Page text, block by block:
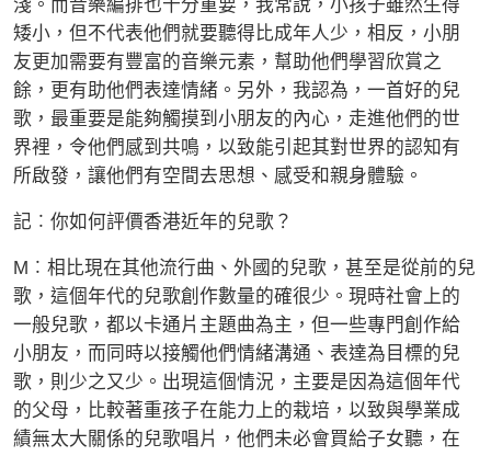
淺。而音樂編排也十分重要，我常說，小孩子雖然生得
矮小，但不代表他們就要聽得比成年人少，相反，小朋
友更加需要有豐富的音樂元素，幫助他們學習欣賞之
餘，更有助他們表達情緒。另外，我認為，一首好的兒
歌，最重要是能夠觸摸到小朋友的內心，走進他們的世
界裡，令他們感到共鳴，以致能引起其對世界的認知有
所啟發，讓他們有空間去思想、感受和親身體驗。
記︰你如何評價香港近年的兒歌？
M︰相比現在其他流行曲、外國的兒歌，甚至是從前的兒
歌，這個年代的兒歌創作數量的確很少。現時社會上的
一般兒歌，都以卡通片主題曲為主，但一些專門創作給
小朋友，而同時以接觸他們情緒溝通、表達為目標的兒
歌，則少之又少。出現這個情況，主要是因為這個年代
的父母，比較著重孩子在能力上的栽培，以致與學業成
績無太大關係的兒歌唱片，他們未必會買給子女聽，在